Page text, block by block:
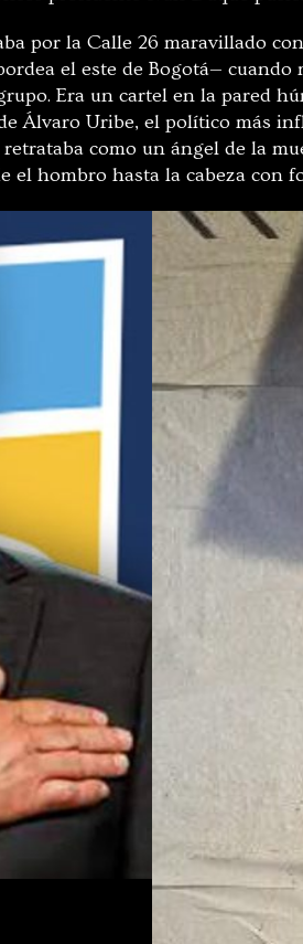
por la Calle 26 maravillado
el este de Bogotá—
Era un cartel en la pared
Álvaro Uribe, el político más
como un ángel de la
el hombro hasta la cabeza con